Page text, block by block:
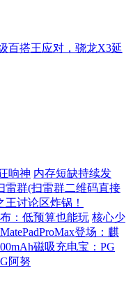
百搭王应对，骁龙X3延
响神 内存短缺持续发
雷群(扫雷群二维码直接
王讨论区炸锅！
：低预算也能玩 核心少
MatePadProMax登场：麒
磁吸充电宝：PG
阿努